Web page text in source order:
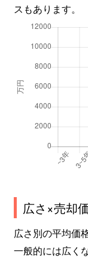
スもあります。
広さ×売却
広さ別の平均価
一般的には広く